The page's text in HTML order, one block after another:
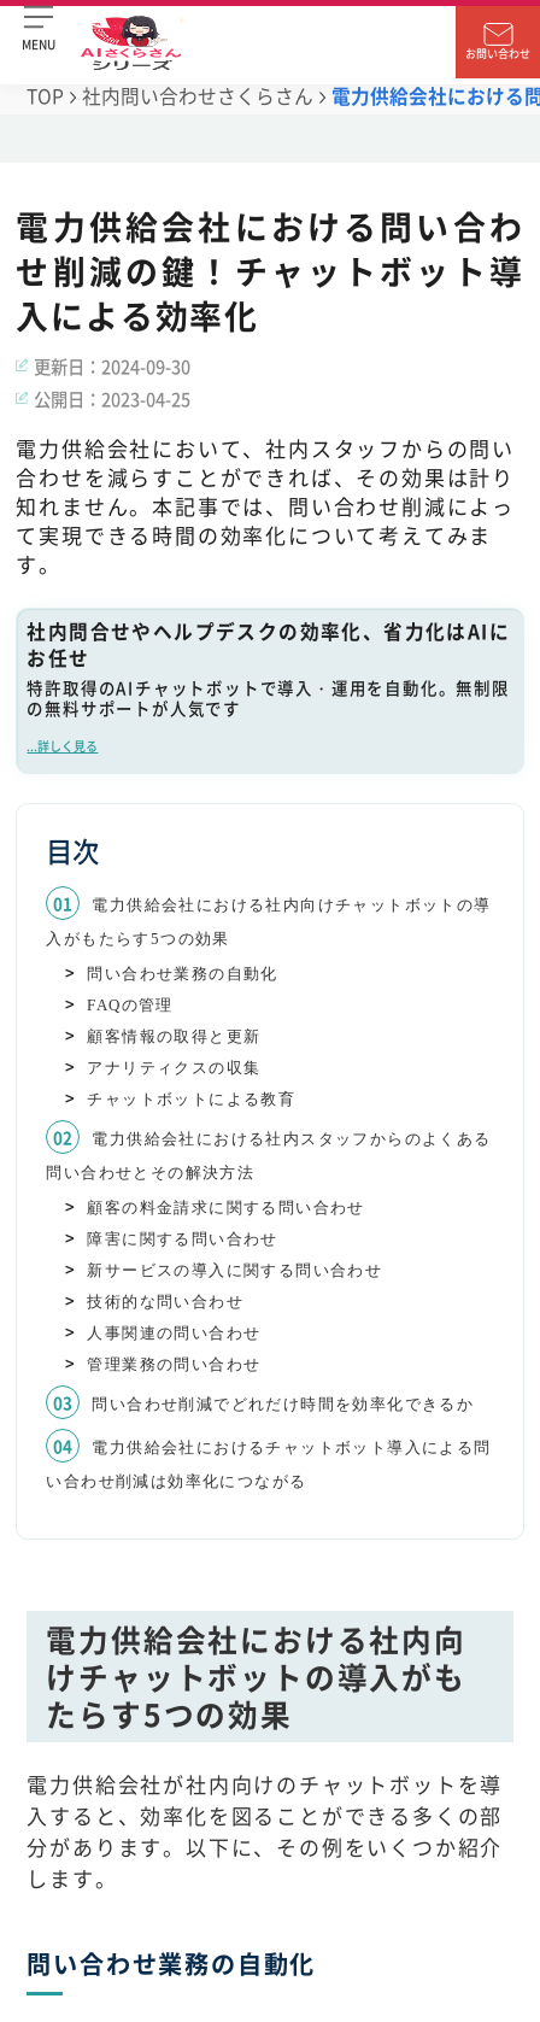
MENU
お問い合わせ
TOP 社内問い合わせさくらさん 電力供給会社における
電力供給会社における問い合わ
せ削減の鍵！チャットボット導
入による効率化
更新日：2024-09-30
公開日：2023-04-25
電力供給会社において、社内スタッフからの問い
合わせを減らすことができれば、その効果は計り
知れません。本記事では、問い合わせ削減によっ
て実現できる時間の効率化について考えてみま
す。
社内問合せやヘルプデスクの効率化、省力化はAIに
お任せ
特許取得のAIチャットボットで導入・運用を自動化。無制限
の無料サポートが人気です
...詳しく見る
目次
電力供給会社における社内向けチャットボットの導
入がもたらす5つの効果
問い合わせ業務の自動化
FAQの管理
顧客情報の取得と更新
アナリティクスの収集
チャットボットによる教育
電力供給会社における社内スタッフからのよくある
問い合わせとその解決方法
顧客の料金請求に関する問い合わせ
障害に関する問い合わせ
新サービスの導入に関する問い合わせ
技術的な問い合わせ
人事関連の問い合わせ
管理業務の問い合わせ
問い合わせ削減でどれだけ時間を効率化できるか
電力供給会社におけるチャットボット導入による問
い合わせ削減は効率化につながる
電力供給会社における社内向
けチャットボットの導入がも
たらす5つの効果
電力供給会社が社内向けのチャットボットを導
入すると、効率化を図ることができる多くの部
分があります。以下に、その例をいくつか紹介
します。
問い合わせ業務の自動化